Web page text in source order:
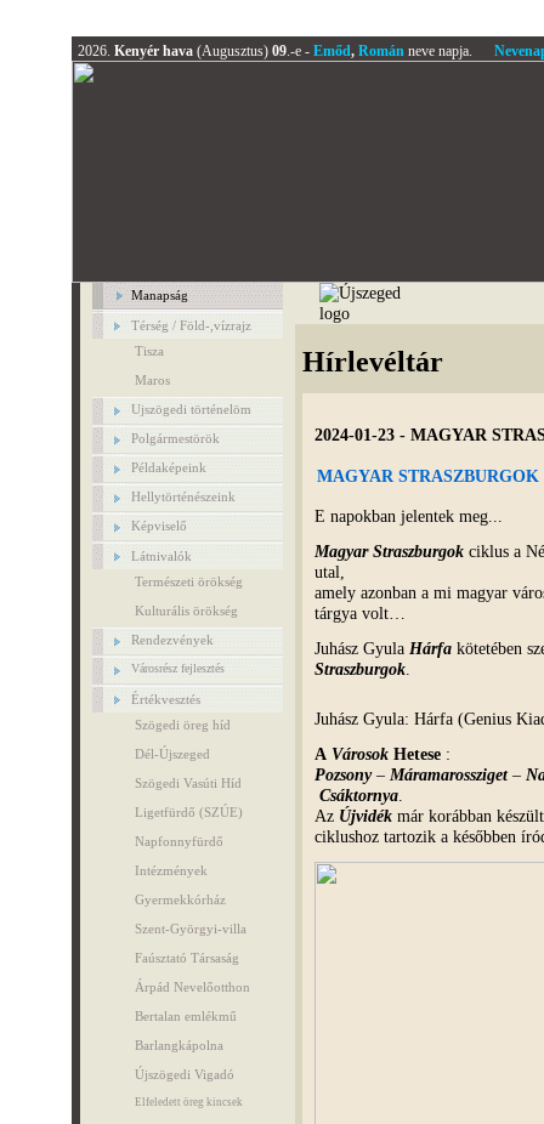
2026. Kenyér hava (Augusztus) 09.-e - Emőd, Románneve napja.
Manapság
Térség / Föld-,vízrajz
Tisza
Maros
Ujszögedi történelöm
Polgármestörök
Példaképeink
Hellytörténészeink
Képviselő
Látnivalók
Természeti örökség
Kulturális örökség
Rendezvények
Városrész fejlesztés
Értékvesztés
Szögedi öreg híd
Dél-Újszeged
Szögedi Vasúti Híd
Ligetfürdő (SZÚE)
Napfonnyfürdő
Intézmények
Gyermekkórház
Szent-Györgyi-villa
Faúsztató Társaság
Árpád Nevelőotthon
Bertalan emlékmű
Barlangkápolna
Újszögedi Vigadó
Elfeledett öreg kincsek
Hírlevéltár
2024-01-23 - MAGYAR
MAGYAR STRASZBURGOK
E napokban jelentek meg...
Magyar Straszburgokciklus a
utal,
amely azonban a mi magyar
tárgya volt…
Juhász Gyula Hárfakötetében
Straszburgok.
Juhász Gyula: Hárfa (Genius
A VárosokHetese:
Pozsony– Máramarossziget–
Csáktornya.
Az Újvidékmár korábban
ciklushoz tartozik a későbben